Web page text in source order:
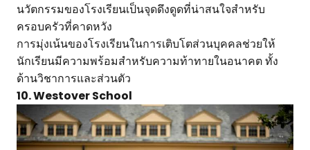
นวัตกรรมของโรงเรียนเป็นจุดดึงดูดที่น่าสนใจสำหรับ
ครอบครัวที่คาดหวัง
การมุ่งเน้นของโรงเรียนในการเติบโตส่วนบุคคลช่วยให้
นักเรียนมีความพร้อมสำหรับความท้าทายในอนาคต ทั้ง
ด้านวิชาการและส่วนตัว
10. Westover School